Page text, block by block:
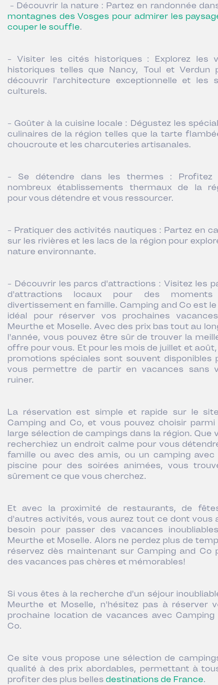
- Découvrir la nature : Partez en randonnée
montagnes des Vosges pour admirer les
couper le souffle.
- Visiter les cités historiques : Explorez les
historiques telles que Nancy, Toul et Verdun
découvrir l'architecture exceptionnelle et les
culturels.
- Goûter à la cuisine locale : Dégustez les
culinaires de la région telles que la tarte
choucroute et les charcuteries artisanales.
- Se détendre dans les thermes : Profitez
nombreux établissements thermaux de la
pour vous détendre et vous ressourcer.
- Pratiquer des activités nautiques : Partez en
sur les rivières et les lacs de la région pour
nature environnante.
- Découvrir les parcs d'attractions : Visitez les
d'attractions locaux pour des
divertissement en famille. Camping and Co est
idéal pour réserver vos prochaines
Meurthe et Moselle. Avec des prix bas tout au
l'année, vous pouvez être sûr de trouver la
offre pour vous. Et pour les mois de juillet et
promotions spéciales sont souvent disponibles
vous permettre de partir en vacances sans
ruiner.
La réservation est simple et rapide sur le
Camping and Co, et vous pouvez choisir parmi
large sélection de campings dans la région. Que
recherchiez un endroit calme pour vous
famille ou avec des amis, ou un camping avec
piscine pour des soirées animées, vous
sûrement ce que vous cherchez.
Et avec la proximité de restaurants, de
d'autres activités, vous aurez tout ce dont vous
besoin pour passer des vacances
Meurthe et Moselle. Alors ne perdez plus de
réservez dès maintenant sur Camping and Co
des vacances pas chères et mémorables!
Si vous êtes à la recherche d'un séjour
Meurthe et Moselle, n'hésitez pas à réserver
prochaine location de vacances avec Camping
Co.
Ce site vous propose une sélection de
qualité à des prix abordables, permettant à
profiter des plus belles destinations de France.